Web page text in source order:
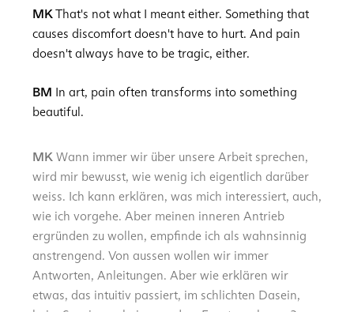
MKThat's not what I meant either. Something that
causes discomfort doesn't have to hurt. And pain
doesn't always have to be tragic, either.
BM In art, pain often transforms into something
beautiful.
MK Wann immer wir über unsere Arbeit sprechen,
wird mir bewusst, wie wenig ich eigentlich darüber
weiss. Ich kann erklären, was mich interessiert, auch,
wie ich vorgehe. Aber meinen inneren Antrieb
ergründen zu wollen, empfinde ich als wahnsinnig
anstrengend. Von aussen wollen wir immer
Antworten, Anleitungen. Aber wie erklären wir
etwas, das intuitiv passiert, im schlichten Dasein,